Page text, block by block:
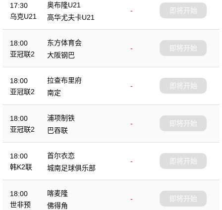
17:30
乌克U21
奥布隆U21
-
高华尤夫卡U21
即将开始
18:00
亚冠联2
东方体育会
-
大阪钢巴
即将开始
18:00
亚冠联2
拉查布里府
-
南定
即将开始
18:00
亚冠联2
浦项制铁
-
巴吞联
即将开始
18:00
韩K2联
首尔衣恋
-
城南足球俱乐部
即将开始
18:00
世非预
喀麦隆
-
佛得角
即将开始